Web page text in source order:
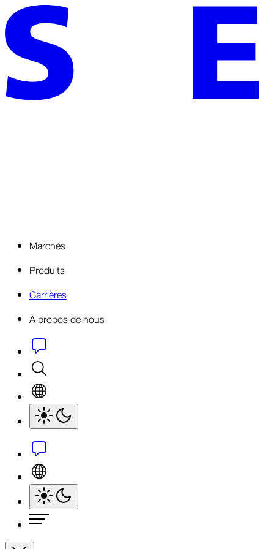
Marchés
Produits
Carrières
À propos de nous